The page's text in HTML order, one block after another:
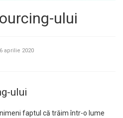
ului
aprilie 2020
ului
faptul că trăim într-o lume